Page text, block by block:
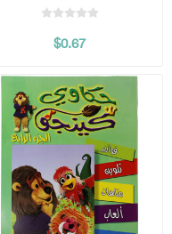
$0.67